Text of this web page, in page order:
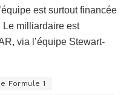
est surtout financée
Le milliardaire est
via l’équipe Stewart-
Formule 1